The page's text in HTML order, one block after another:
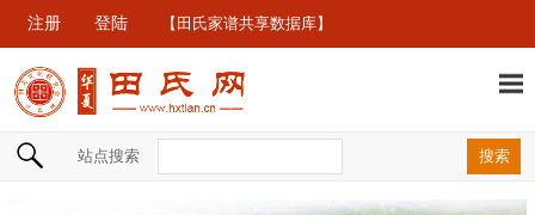
注册 登陆 【田氏家谱共享数据库】
站点搜索